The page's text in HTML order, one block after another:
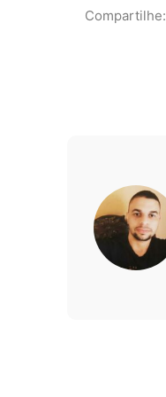
Compartilhe: